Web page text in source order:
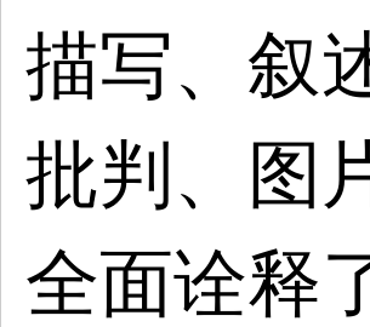
描写、叙
批判、图
全面诠释